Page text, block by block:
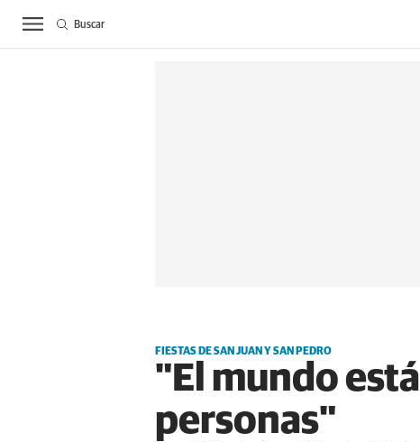
ACTUALIDAD
Buscar
FIESTAS DE SAN JUAN Y SAN PEDRO
"El mundo
personas"